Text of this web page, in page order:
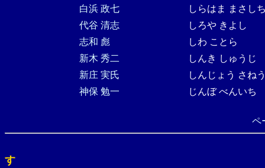
白浜 政七
しらはま まさし
代谷 清志
しろや きよし
志和 彪
しわ ことら
新木 秀二
しんき しゅうじ
新庄 実氏
しんじょう さね
神保 勉一
じんぼ べんいち
ペ
す